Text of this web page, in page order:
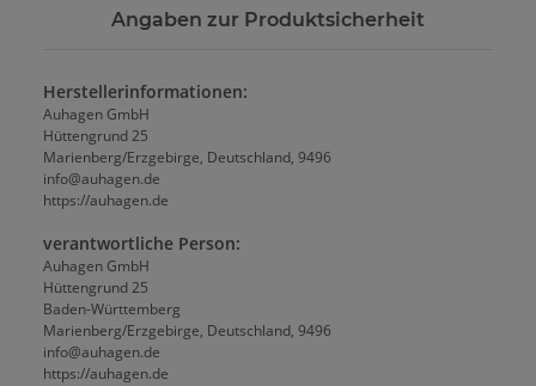
Angaben zur Produktsicherheit
Herstellerinformationen:
Auhagen GmbH
Hüttengrund 25
Marienberg/Erzgebirge, Deutschland, 9496
info@auhagen.de
https://auhagen.de
verantwortliche Person:
Auhagen GmbH
Hüttengrund 25
Baden-Württemberg
Marienberg/Erzgebirge, Deutschland, 9496
info@auhagen.de
https://auhagen.de